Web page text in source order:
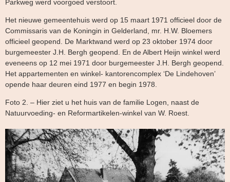
Parkweg werd voorgoed verstoort.
Het nieuwe gemeentehuis werd op 15 maart 1971 officieel door de
Commissaris van de Koningin in Gelderland, mr. H.W. Bloemers
officieel geopend. De Marktwand werd op 23 oktober 1974 door
burgemeester J.H. Bergh geopend. En de Albert Heijn winkel werd
eveneens op 12 mei 1971 door burgemeester J.H. Bergh geopend.
Het appartementen en winkel- kantorencomplex ‘De Lindehoven’
opende haar deuren eind 1977 en begin 1978.
Foto 2. – Hier ziet u het huis van de familie Logen, naast de
Natuurvoeding- en Reformartikelen-winkel van W. Roest.